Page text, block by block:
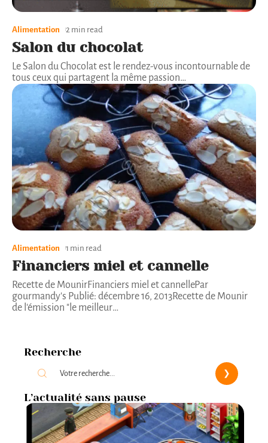
Alimentation 2 min read
Salon du chocolat
Le Salon du Chocolat est le rendez-vous incontournable de
tous ceux qui partagent la même passion…
Alimentation 1 min read
Financiers miel et cannelle
Recette de MounirFinanciers miel et cannellePar
gourmandy's Publié: décembre 16, 2013Recette de Mounir
de l'émission "le meilleur…
Recherche
L’actualité sans pause